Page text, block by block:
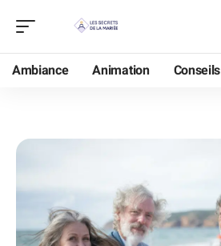
Ambiance Animation Conseils